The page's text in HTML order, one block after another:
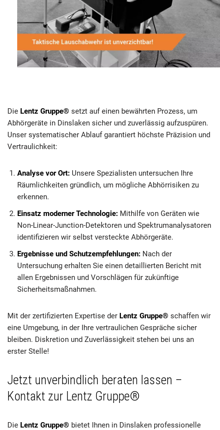
Die Lentz Gruppe® setzt auf einen bewährten Prozess, um
Abhörgeräte in Dinslaken sicher und zuverlässig aufzuspüren.
Unser systematischer Ablauf garantiert höchste Präzision und
Vertraulichkeit:
Analyse vor Ort: Unsere Spezialisten untersuchen Ihre
Räumlichkeiten gründlich, um mögliche Abhörrisiken zu
erkennen.
Einsatz moderner Technologie: Mithilfe von Geräten wie
Non-Linear-Junction-Detektoren und Spektrumanalysatoren
identifizieren wir selbst versteckte Abhörgeräte.
Ergebnisse und Schutzempfehlungen: Nach der
Untersuchung erhalten Sie einen detaillierten Bericht mit
allen Ergebnissen und Vorschlägen für zukünftige
Sicherheitsmaßnahmen.
Mit der zertifizierten Expertise der Lentz Gruppe® schaffen wir
eine Umgebung, in der Ihre vertraulichen Gespräche sicher
bleiben. Diskretion und Zuverlässigkeit stehen bei uns an
erster Stelle!
Jetzt unverbindlich beraten lassen –
Kontakt zur Lentz Gruppe®
Die Lentz Gruppe® bietet Ihnen in Dinslaken professionelle